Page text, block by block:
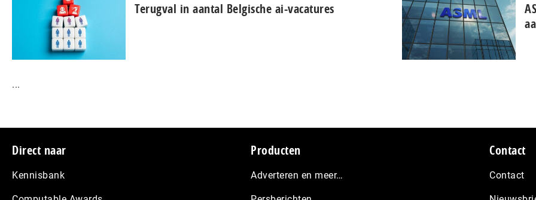
Terugval in aantal Belgische ai-vacatures
...
Footer
Direct naar
Kennisbank
Producten
Adverteren en meer…
Contact
Contact